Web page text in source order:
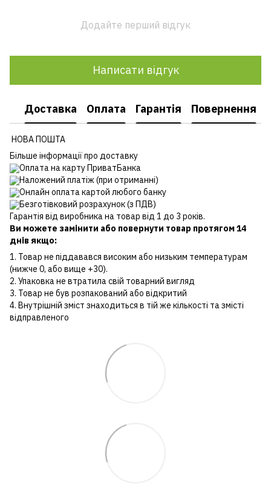
Додайте перший відгук
Написати відгук
Доставка Оплата Гарантія Повернення
НОВА ПОШТА
Більше інформації про доставку
Оплата на карту ПриватБанка
Наложений платіж (при отриманні)
Онлайн оплата картой любого банку
Безготівковий розрахунок (з ПДВ)
Гарантія від виробника на товар від 1 до 3 років.
Ви можете замінити або повернути товар протягом 14
днів якщо:
1. Товар не піддавався високим або низьким температурам
(нижче 0, або вище +30).
2. Упаковка не втратила свій товарний вигляд
3. Товар не був розпакований або відкритий
4. Внутрішній зміст знаходиться в тій же кількості та змісті
відправленого